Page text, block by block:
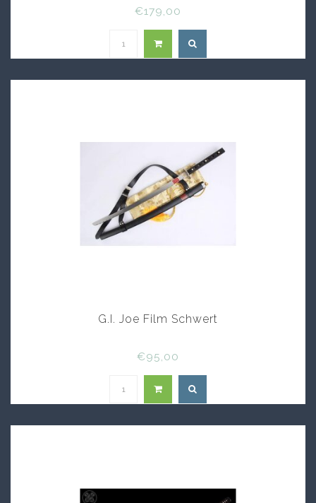
€179,00
G.I. Joe Film Schwert
€95,00